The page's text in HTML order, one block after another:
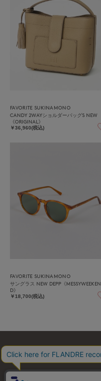
FAVORITE SUKINAMONO
CANDY 2WAYショルダーバッグS NEW
《ORIGINAL》
￥36,960(税込)
FAVORITE SUKINAMONO
サングラス NEW DEPP《MESSYWEEKEN
D》
￥18,700(税込)